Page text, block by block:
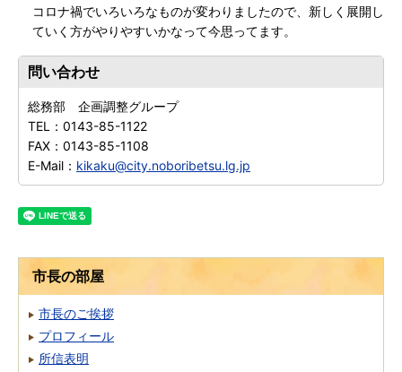
コロナ禍でいろいろなものが変わりましたので、新しく展開し
ていく方がやりやすいかなって今思ってます。
問い合わせ
総務部 企画調整グループ
TEL： 0143-85-1122
FAX： 0143-85-1108
E-Mail： kikaku@city.noboribetsu.lg.jp
市長の部屋
市長のご挨拶
プロフィール
所信表明